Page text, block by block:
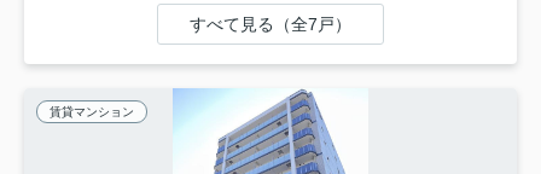
すべて見る（全7戸）
賃貸マンション